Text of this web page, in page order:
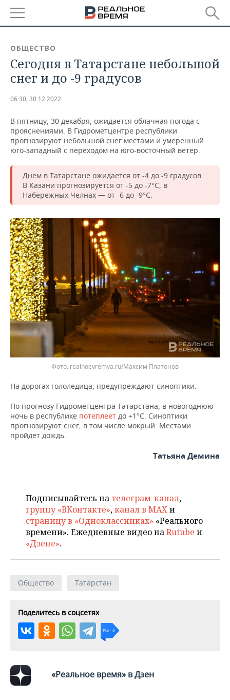
БАШКОРТОСТАН
ТАТАРСТАН
НОВОСТИ
АНАЛИТИКА
ДЕКЛАРАЦИИ О ДОХОДАХ
КОРОЛИ ГОСЗАКАЗА ПФО
ВУЗЫ ТАТАРСТАНА
КОМУ ПРИНАДЛЕЖАТ
ТАТАРСТАНА
НОВОСТИ ЭКОНОМИКИ
ФИНАНСЫ
БАНКИ
БЮДЖЕТ
ИНВЕСТИЦИИ
ПРОМЫШЛЕННОСТЬ
НОВОСТИ
АГРОПРОМ
НЕФТЕХИМИЯ
НЕФТЬ
ОПК
ЭНЕРГЕТИКА
НЕДВИЖИМОСТЬ
НОВОСТИ НЕДВИЖИМОСТИ
АВТО
НОВОСТИ АВТО
БИЗНЕС
НОВОСТИ БИЗНЕСА
РОЗНИЧНАЯ ТОРГОВЛЯ
ТРАНСПОРТ
УСЛУГИ
ТЕХНОЛОГИИ
НОВОСТИ ТЕХНОЛОГИЙ
IT
МЕДИА
ТЕЛЕКОММУНИКАЦИИ
МЕРОПРИЯТИЯ
НОВОСТИ МЕРОПРИЯТИЙ
ВЫЕЗДНАЯ РЕДАКЦИЯ
БИЗНЕС-БРАНЧИ
ONLINE-КОНФЕРЕНЦИИ
ОТКРЫТАЯ ЛЕКЦИЯ
СПОРТ
НОВОСТИ СПОРТА
ФУТБОЛ
ХОККЕЙ
БАСКЕТБОЛ
ВОЛЕЙБОЛ
КИБЕРСПОРТ
ФИГУРНОЕ КАТАНИЕ
ХОККЕЙ С МЯЧОМ
ОБЩЕСТВО
НОВОСТИ ОБЩЕСТВА
ИНФРАСТРУКТУРА
ИСТОРИЯ
КУЛЬТУРА
МЕДИЦИНА
ПРОИСШЕСТВИЯ
ФОТОГАЛЕРЕЯ
СЮЖЕТЫ
СПРАВОЧНИК
СПИСОК ПЕРСОН
СПИСОК КОМПАНИЙ
ПОЛНАЯ ВЕРСИЯ
ОБЩЕСТВО
Сегодня в Татарстане небольшой
снег и до -9 градусов
06:30, 30.12.2022
В пятницу, 30 декабря, ожидается облачная погода с
прояснениями. В Гидрометцентре республики
прогнозируют небольшой снег местами и умеренный
юго-западный с переходом на юго-восточный ветер.
Днем в Татарстане ожидается от -4 до -9 градусов.
В Казани прогнозируется от -5 до -7°С, в
Набережных Челнах — от -6 до -9°С.
Фото: realnoevremya.ru/Максим Платонов
На дорогах гололедица, предупреждают синоптики.
По прогнозу Гидрометцентра Татарстана, в новогоднюю
ночь в республике потеплеет до +1°С. Синоптики
прогнозируют снег, в том числе мокрый. Местами
пройдет дождь.
Татьяна Демина
Подписывайтесь на телеграм-канал,
группу «ВКонтакте»,канал в MAXи
страницу в «Одноклассниках» «Реального
времени». Ежедневные видео наRutube и
«Дзене».
Общество Татарстан
Поделитесь в соцсетях
«Реальное время» в Дзен